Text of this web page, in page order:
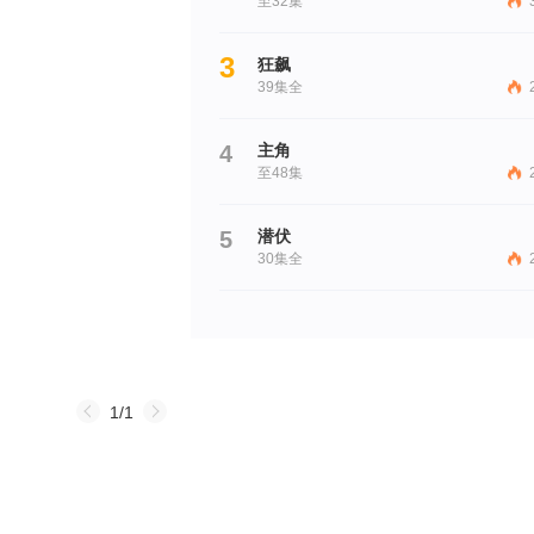
1/1
3 狂飙
39集全
4 主角
至48集
5 潜伏
30集全